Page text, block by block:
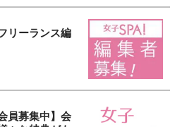
リーランス編
員募集中】会